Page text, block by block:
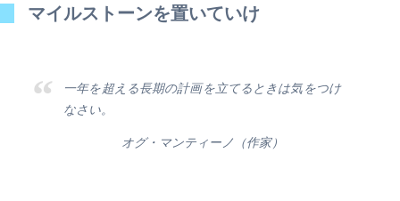
マイルストーンを置いていけ
一年を超える長期の計画を立てるときは気をつけ
なさい。
オグ・マンティーノ（作家）